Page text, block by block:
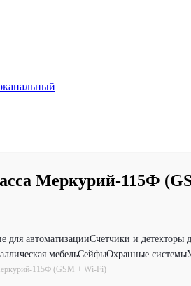
Меркурий-115Ф
для автоматизацииСчетчики и детекторы
мебельСейфыОхранные системы
115Ф (GSM + Wi-Fi)